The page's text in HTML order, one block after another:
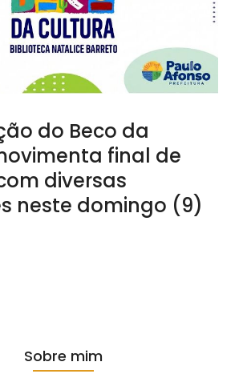
do Beco da
final de
diversas
neste domingo (9)
Sobre mim